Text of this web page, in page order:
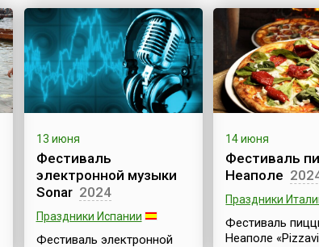
— весенний фестиваль
Каннын Дано, или Каннын
Тано (кор. 단오, 수릿날).
Свое название фестиваль
получил от названия
древнего города Каннына,
который расположен на
берегу Японского моря и
благодаря этому стал
одним из туристических
центров страны. Кроме
туристических
достопримечательностей
город известен своими
фестивалями. В первую о...
самый
Германии
посвященный
великого
композитора
Себастьяна
проходит
июне, длится 10
неизменно уже
проходит с
успехом,
традиционно
спросом среди
поклонников
этого великого
композитора.
13 июня
Фестиваль
электронной музыки
Sonar 2024
Праздники Испании
Фестиваль электронной
14 июня
Фестиваль
Неаполе
Праздники
Фестиваль
Неаполе